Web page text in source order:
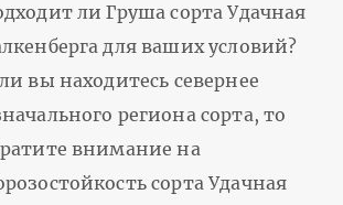
ли Груша сорта Удачная
для ваших условий?
вы находитесь севернее
региона сорта, то
внимание на
сорта Удачная